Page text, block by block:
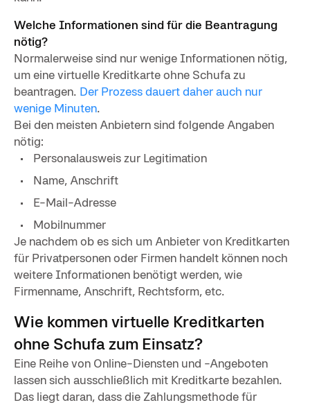
Welche Informationen sind für die Beantragung
nötig?
Normalerweise sind nur wenige Informationen nötig,
um eine virtuelle Kreditkarte ohne Schufa zu
beantragen. Der Prozess dauert daher auch nur
wenige Minuten.
Bei den meisten Anbietern sind folgende Angaben
nötig:
Personalausweis zur Legitimation
Name, Anschrift
E-Mail-Adresse
Mobilnummer
Je nachdem ob es sich um Anbieter von Kreditkarten
für Privatpersonen oder Firmen handelt können noch
weitere Informationen benötigt werden, wie
Firmenname, Anschrift, Rechtsform, etc.
Wie kommen virtuelle Kreditkarten
ohne Schufa zum Einsatz?
Eine Reihe von Online-Diensten und -Angeboten
lassen sich ausschließlich mit Kreditkarte bezahlen.
Das liegt daran, dass die Zahlungsmethode für